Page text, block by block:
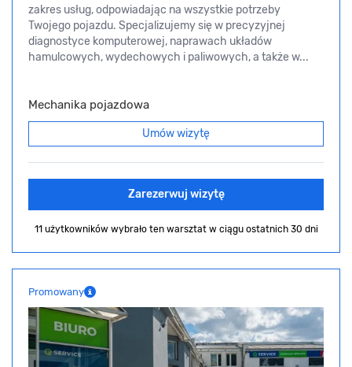
zakres usług, odpowiadając na wszystkie potrzeby
Twojego pojazdu. Specjalizujemy się w precyzyjnej
diagnostyce komputerowej, naprawach układów
hamulcowych, wydechowych i paliwowych, a także w...
Mechanika pojazdowa
Umów wizytę
Zarezerwuj wizytę
11 użytkowników wybrało ten warsztat w ciągu ostatnich 30 dni
Promowany